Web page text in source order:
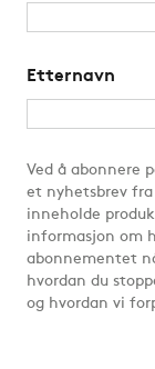
Etternavn
Ved å abonnere
et nyhetsbrev
inneholde
informasjon om
abonnementet
hvordan du
og hvordan vi